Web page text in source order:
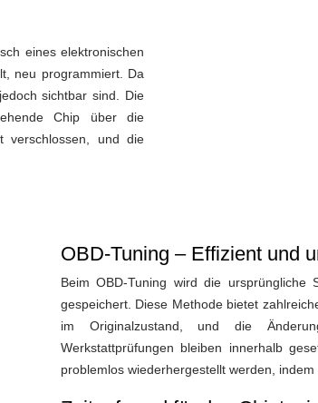
eines elektronischen
neu programmiert. Da
sichtbar sind. Die
Chip über die
verschlossen, und die
OBD-Tuning – Effizient und
Beim OBD-Tuning wird die
gespeichert. Diese Methode bietet
im Originalzustand, und die
Werkstattprüfungen bleiben innerhalb
problemlos wiederhergestellt werden,